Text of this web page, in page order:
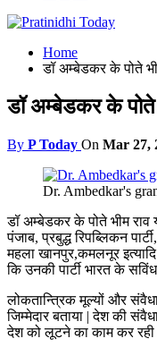
Home
डॉ अम्बेडकर के पोते
डॉ अम्बेडकर के पोते
By P Today On Mar 27,
Dr. Ambedkar's
डॉ अम्बेडकर के पोते भीम राव
पंजाब, प्रबुद्ध रिपब्लिकन
महला खानपुर,कमलनूर
कि उनकी पार्टी भारत के
लोकतान्त्रिक मूल्यों और
जिम्मेदार बताया | देश की
देश को लूटने का काम कर रही